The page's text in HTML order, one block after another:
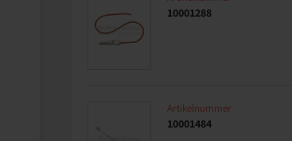
10001288
Artikelnummer
10001484